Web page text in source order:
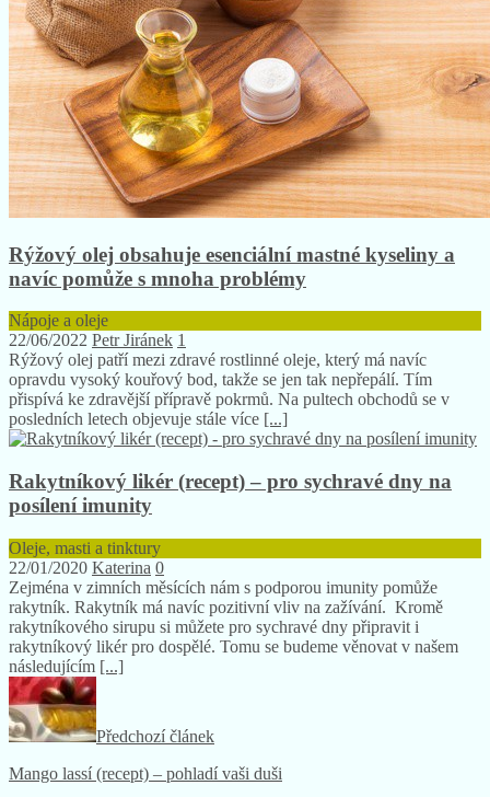
Rýžový olej obsahuje esenciální mastné kyseliny a
navíc pomůže s mnoha problémy
Nápoje a oleje
22/06/2022 Petr Jiránek 1
Rýžový olej patří mezi zdravé rostlinné oleje, který má navíc
opravdu vysoký kouřový bod, takže se jen tak nepřepálí. Tím
přispívá ke zdravější přípravě pokrmů. Na pultech obchodů se v
posledních letech objevuje stále více [...]
Rakytníkový likér (recept) – pro sychravé dny na
posílení imunity
Oleje, masti a tinktury
22/01/2020 Katerina 0
Zejména v zimních měsících nám s podporou imunity pomůže
rakytník. Rakytník má navíc pozitivní vliv na zažívání. Kromě
rakytníkového sirupu si můžete pro sychravé dny připravit i
rakytníkový likér pro dospělé. Tomu se budeme věnovat v našem
následujícím [...]
Předchozí článek
Mango lassí (recept) – pohladí vaši duši